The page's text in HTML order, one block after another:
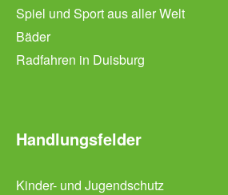
Spiel und Sport aus aller Welt
Bäder
Radfahren in Duisburg
Handlungsfelder
Kinder- und Jugendschutz